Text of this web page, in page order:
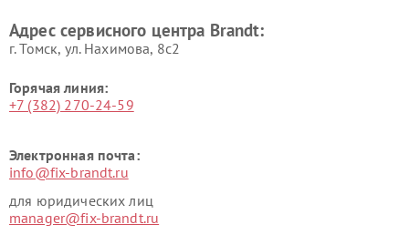
Адрес сервисного центра Brandt:
г. Томск, ул. Нахимова, 8с2
Горячая линия:
+7 (382) 270-24-59
Электронная почта:
info@fix-brandt.ru
для юридических лиц
manager@fix-brandt.ru